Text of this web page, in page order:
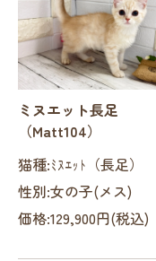
ミヌエット長足
（Matt104）
猫種:ﾐﾇｴｯﾄ（長足）
性別:女の子(メス)
価格:129,900円(税込)